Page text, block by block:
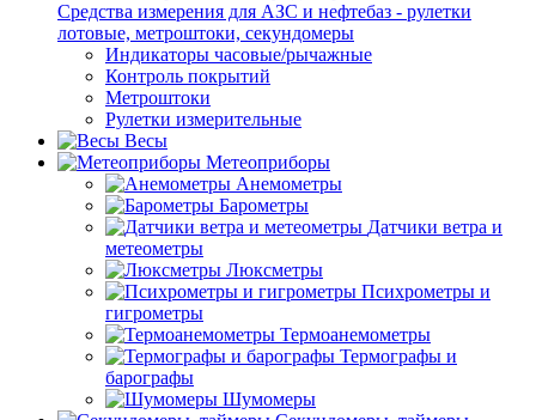
Средства измерения для АЗС и нефтебаз - рулетки
лотовые, метроштоки, секундомеры
Индикаторы часовые/рычажные
Контроль покрытий
Метроштоки
Рулетки измерительные
Весы
Метеоприборы
Анемометры
Барометры
Датчики ветра и
метеометры
Люксметры
Психрометры и
гигрометры
Термоанемометры
Термографы и
барографы
Шумомеры